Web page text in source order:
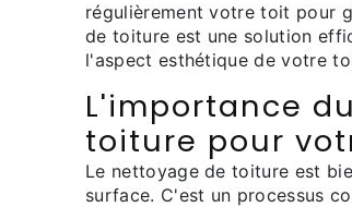
régulièrement votre toit pour
de toiture est une solution
l'aspect esthétique de votre
L'importance
toiture pour
Le nettoyage de toiture est
surface. C'est un processus